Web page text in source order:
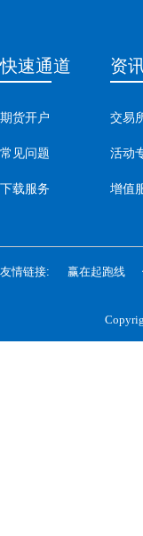
快速通道
期货开户
常见问题
下载服务
资
交易
活动
增值
友情链接: 赢在起跑线